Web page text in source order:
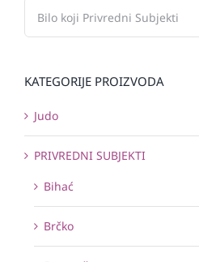
KATEGORIJE PROIZVODA
Judo
PRIVREDNI SUBJEKTI
Bihać
Brčko